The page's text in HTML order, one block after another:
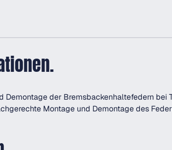
Demontage der Bremsbackenhaltefedern bei
Montage und Demontage des